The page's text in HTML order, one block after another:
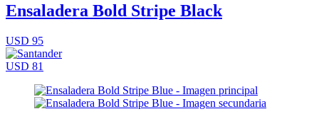
Ensaladera Bold Stripe Black
USD 95
USD 81